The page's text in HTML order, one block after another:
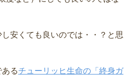
安くても良いのでは・・？と思
るチューリッヒ生命の「終身ガ